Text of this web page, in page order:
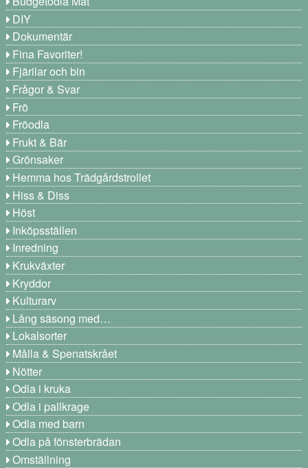
DIY
Dokumentär
Fina Favoriter!
Fjärilar och bin
Frågor & Svar
Frö
Fröodla
Frukt & Bär
Grönsaker
Hemma hos Trädgårdstrollet
Hiss & Diss
Höst
Inköpsställen
Inredning
Krukväxter
Kryddor
Kulturarv
Lång säsong med…
Lokalsorter
Målla & Spenatskrået
Nötter
Odla i kruka
Odla i pallkrage
Odla med barn
Odla på fönsterbrädan
Omställning